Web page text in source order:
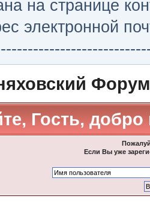
на странице
электронной
Форум
Гость,
Если Вы уже